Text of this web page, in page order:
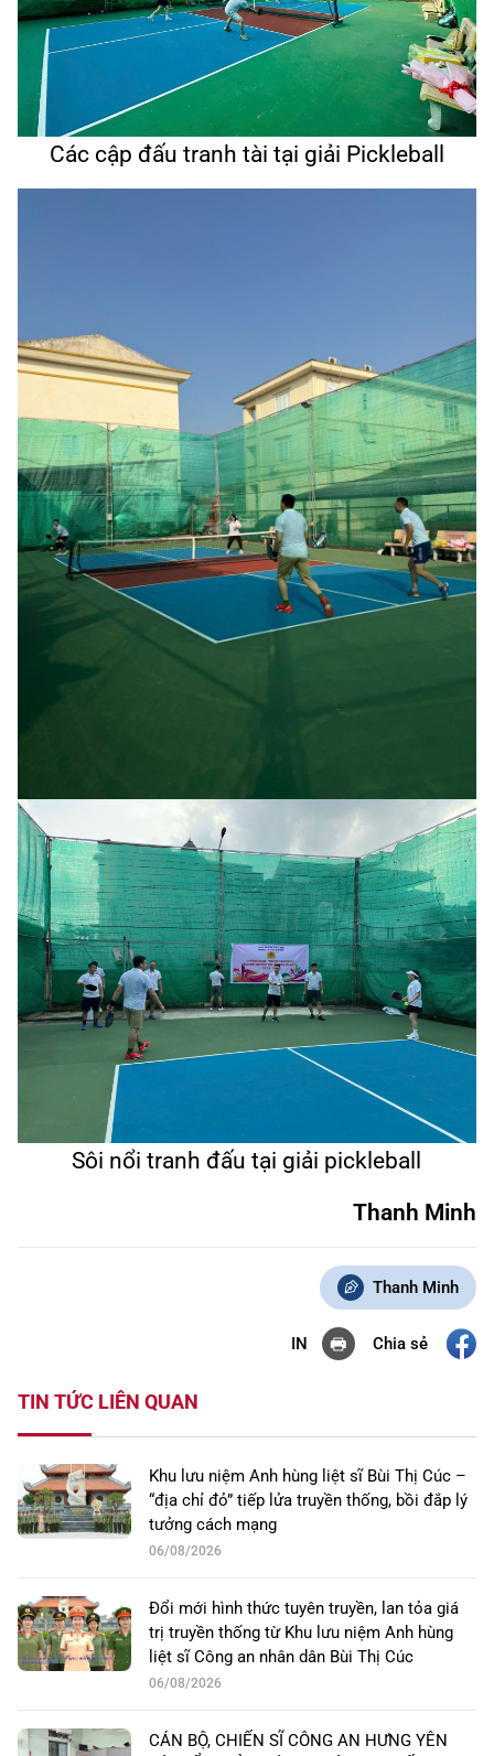
Các cập đấu tranh tài tại giải Pickleball
Sôi nổi tranh đấu tại giải pickleball
Thanh Minh
Thanh Minh
IN Chia sẻ
TIN TỨC LIÊN QUAN
Khu lưu niệm Anh hùng liệt sĩ Bùi Thị Cúc –
“địa chỉ đỏ” tiếp lửa truyền thống, bồi đắp lý
tưởng cách mạng
06/08/2026
Đổi mới hình thức tuyên truyền, lan tỏa giá
trị truyền thống từ Khu lưu niệm Anh hùng
liệt sĩ Công an nhân dân Bùi Thị Cúc
06/08/2026
CÁN BỘ, CHIẾN SĨ CÔNG AN HƯNG YÊN